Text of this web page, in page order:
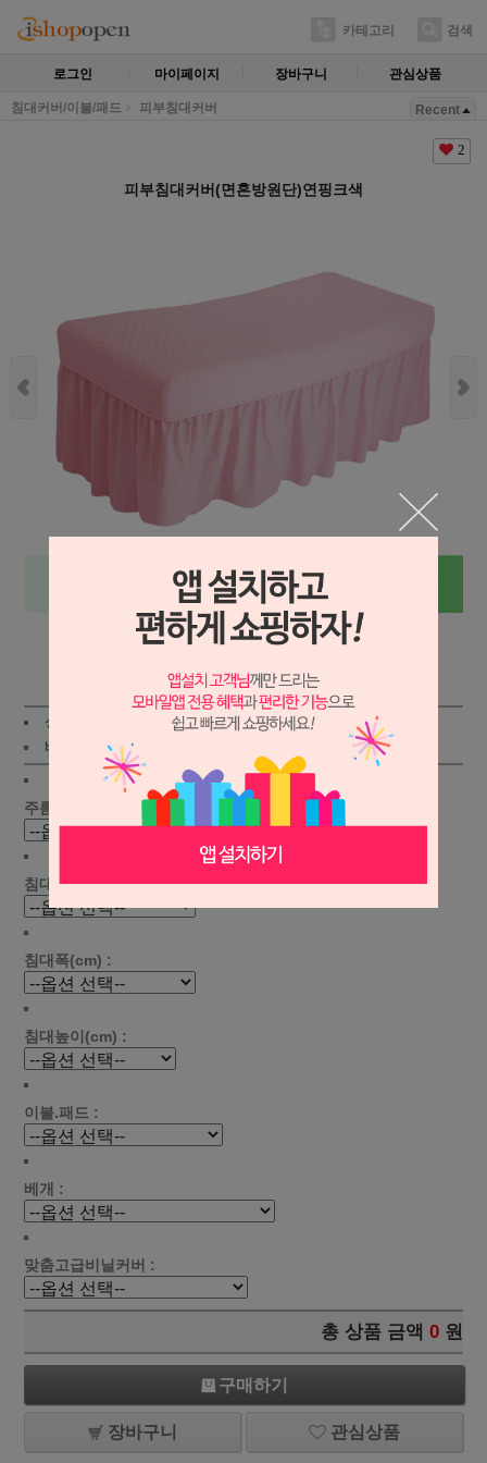
카테고리 검색
로그인 마이페이지 장바구니 관심상품
침대커버/이불/패드 피부침대커버 Recent
2
피부침대커버(면혼방원단)연핑크색
상세보기
상품가 : 52,800원적립금:400원
배송비 :
주름선택 :
침대길이(cm) :
침대폭(cm) :
침대높이(cm) :
이불.패드 :
베개 :
맞춤고급비닐커버 :
총 상품 금액 0 원
구매하기
장바구니 관심상품